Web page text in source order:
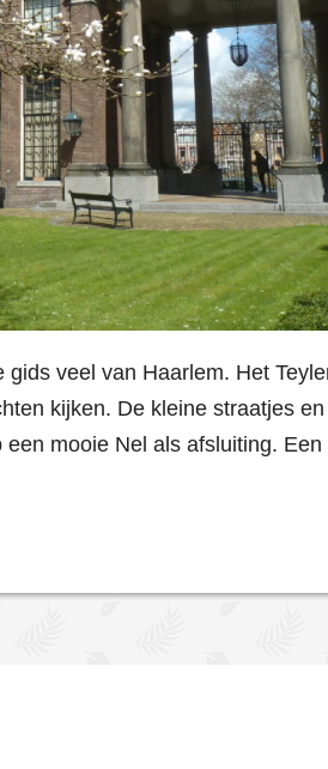
veel van Haarlem. Het
kijken. De kleine straatjes
mooie Nel als afsluiting. Een